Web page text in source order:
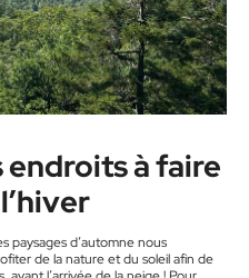
endroits à faire
paysages d’automne nous
de la nature et du soleil afin de